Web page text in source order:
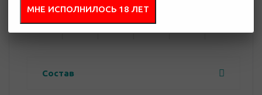
Состав
МНЕ ИСПОЛНИЛОСЬ 18 ЛЕТ